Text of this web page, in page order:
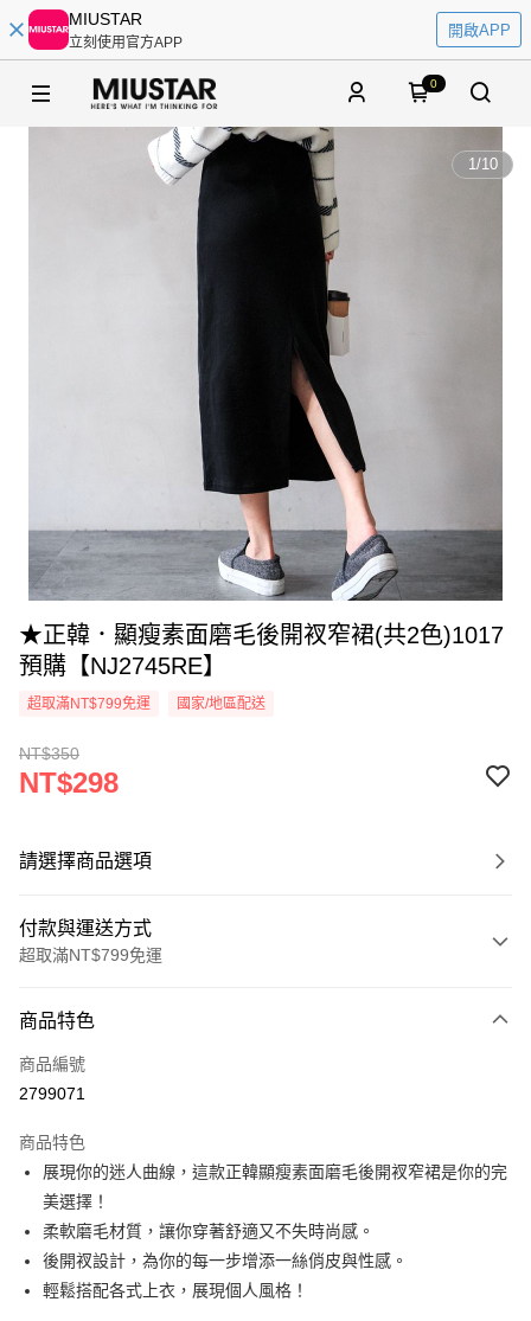
MIUSTAR
立刻使用官方APP
開啟APP
0
1/10
★正韓．顯瘦素面磨毛後開衩窄裙(共2色)1017
預購【NJ2745RE】
超取滿NT$799免運 國家/地區配送
NT$350
NT$298
請選擇商品選項
付款與運送方式
超取滿NT$799免運
信用卡一次付款
超商取貨付款
Apple Pay
街口支付
悠遊付
Google Pay
商品特色
商品編號
2799071
商品特色
展現你的迷人曲線，這款正韓顯瘦素面磨毛後開衩窄裙是你的完
美選擇！
柔軟磨毛材質，讓你穿著舒適又不失時尚感。
後開衩設計，為你的每一步增添一絲俏皮與性感。
輕鬆搭配各式上衣，展現個人風格！